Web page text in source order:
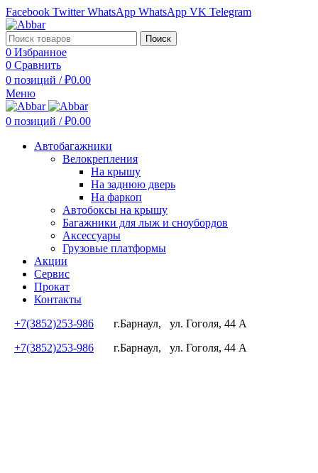
Facebook Twitter WhatsApp WhatsApp VK Telegram
Поиск
0 Избранное
0 Сравнить
0 позиций / ₽0.00
Меню
0 позиций / ₽0.00
Автобагажники
Велокрепления
На крышу
На заднюю дверь
На фаркоп
Автобоксы на крышу
Багажники для лыж и сноубордов
Аксессуары
Грузовые платформы
Акции
Сервис
Прокат
Контакты
+7(3852)253-986
г.Барнаул,
ул. Гоголя, 44 А
+7(3852)253-986
г.Барнаул, ул. Гоголя, 44 А